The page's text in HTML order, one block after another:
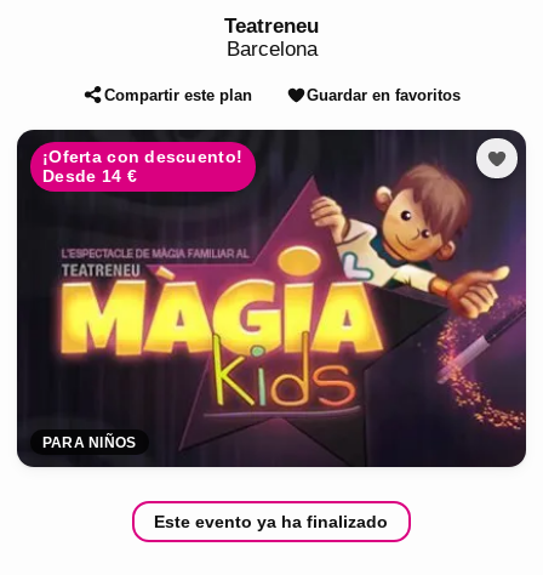
Teatreneu
Barcelona
Compartir este plan Guardar en favoritos
¡Oferta con descuento!
Desde 14 €
PARA NIÑOS
Este evento ya ha finalizado